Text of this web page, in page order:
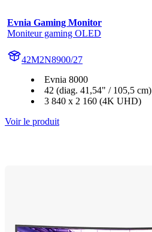
Evnia Gaming Monitor
Moniteur gaming OLED
42M2N8900/27
Evnia 8000
42 (diag. 41,54" / 105,5 cm)
3 840 x 2 160 (4K UHD)
Voir le produit